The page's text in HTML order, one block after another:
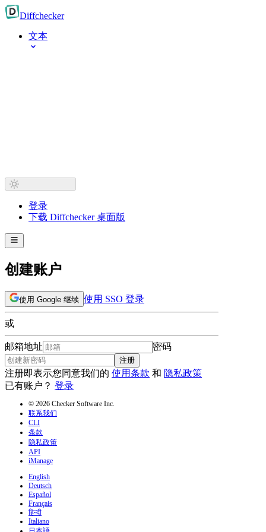
Diffchecker
文本
登录
下载 Diffchecker 桌面版
创建账户
使用 Google 继续 使用 SSO 登录
或
邮箱地址 密码
注册
注册即表示您同意我们的 使用条款 和 隐私政策
已有账户？ 登录
© 2026 Checker Software Inc.
联系我们
CLI
条款
隐私政策
API
iManage
English
Deutsch
Español
Français
हिन्दी
Italiano